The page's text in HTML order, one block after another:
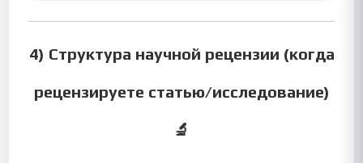
4) Структура научной рецензии (когда
рецензируете статью/исследование)
🔬